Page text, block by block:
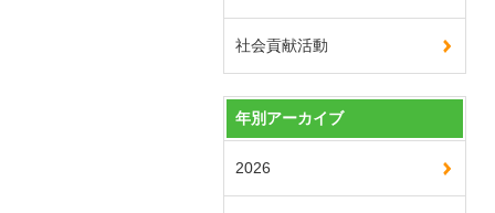
社会貢献活動
年別アーカイブ
2026